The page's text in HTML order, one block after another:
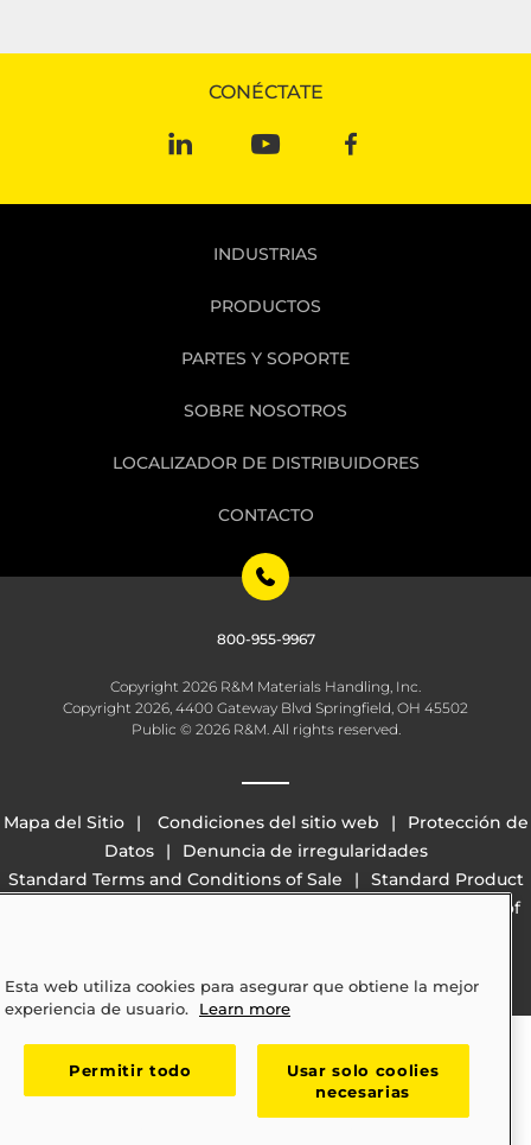
CONÉCTATE
INDUSTRIAS
PRODUCTOS
PARTES Y SOPORTE
SOBRE NOSOTROS
LOCALIZADOR DE DISTRIBUIDORES
CONTACTO
800-955-9967
Copyright 2026 R&M Materials Handling, Inc.
Copyright 2026, 4400 Gateway Blvd Springfield, OH 45502
Public © 2026 R&M. All rights reserved.
Mapa del Sitio Condiciones del sitio web
Protección de
Datos
Denuncia de irregularidades
Standard Terms and Conditions of Sale
Standard Product
California Transparency in Supply Chains Act of
Esta web utiliza cookies para asegurar que obtiene la mejor
experiencia de usuario.
Learn more
Permitir todo
Usar solo coolies
necesarias